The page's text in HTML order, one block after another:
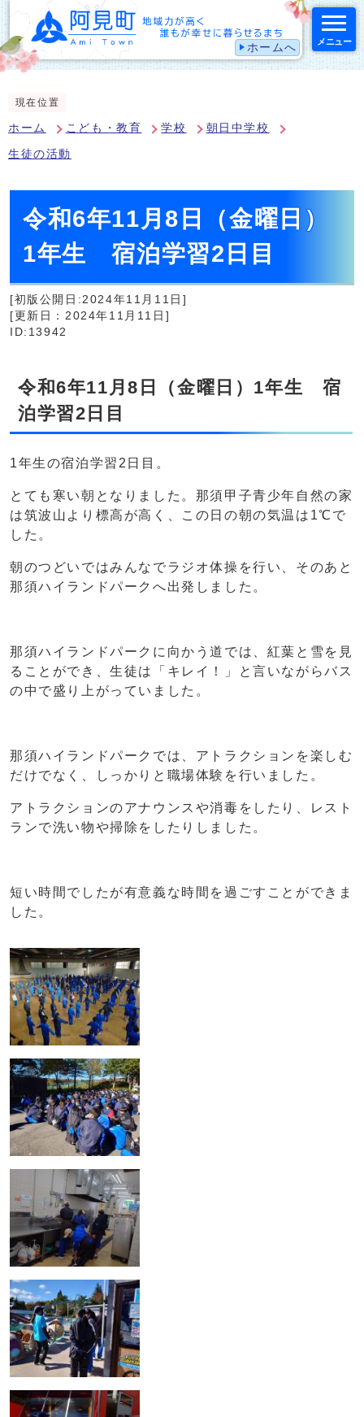
ホームへ メニュー
現在位置
ホーム こども・教育 学校 朝日中学校
生徒の活動
令和6年11月8日（金曜日）
1年生 宿泊学習2日目
[初版公開日:2024年11月11日]
[更新日：2024年11月11日]
ID:13942
令和6年11月8日（金曜日）1年生 宿
泊学習2日目
1年生の宿泊学習2日目。
とても寒い朝となりました。那須甲子青少年自然の家
は筑波山より標高が高く、この日の朝の気温は1℃で
した。
朝のつどいではみんなでラジオ体操を行い、そのあと
那須ハイランドパークへ出発しました。
那須ハイランドパークに向かう道では、紅葉と雪を見
ることができ、生徒は「キレイ！」と言いながらバス
の中で盛り上がっていました。
那須ハイランドパークでは、アトラクションを楽しむ
だけでなく、しっかりと職場体験を行いました。
アトラクションのアナウンスや消毒をしたり、レスト
ランで洗い物や掃除をしたりしました。
短い時間でしたが有意義な時間を過ごすことができま
した。